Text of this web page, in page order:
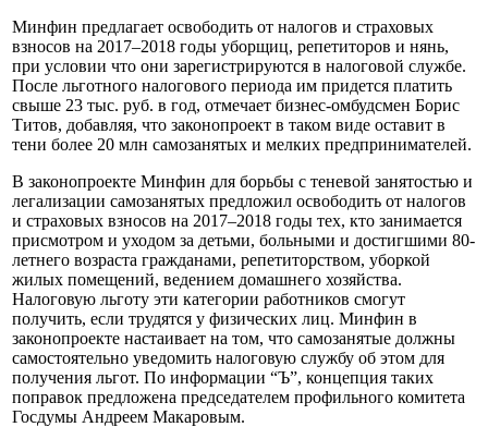
Минфин предлагает освободить от налогов и страховых
взносов на 2017–2018 годы уборщиц, репетиторов и нянь,
при условии что они зарегистрируются в налоговой службе.
После льготного налогового периода им придется платить
свыше 23 тыс. руб. в год, отмечает бизнес-омбудсмен Борис
Титов, добавляя, что законопроект в таком виде оставит в
тени более 20 млн самозанятых и мелких предпринимателей.
В законопроекте Минфин для борьбы с теневой занятостью и
легализации самозанятых предложил освободить от налогов
и страховых взносов на 2017–2018 годы тех, кто занимается
присмотром и уходом за детьми, больными и достигшими 80-
летнего возраста гражданами, репетиторством, уборкой
жилых помещений, ведением домашнего хозяйства.
Налоговую льготу эти категории работников смогут
получить, если трудятся у физических лиц. Минфин в
законопроекте настаивает на том, что самозанятые должны
самостоятельно уведомить налоговую службу об этом для
получения льгот. По информации “Ъ”, концепция таких
поправок предложена председателем профильного комитета
Госдумы Андреем Макаровым.